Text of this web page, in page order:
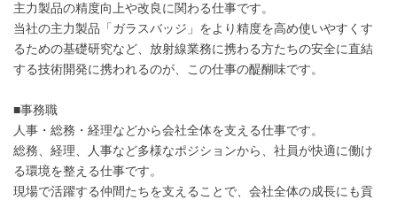
主力製品の精度向上や改良に関わる仕事です。
当社の主力製品「ガラスバッジ」をより精度を高め使いやすくす
るための基礎研究など、放射線業務に携わる方たちの安全に直結
する技術開発に携われるのが、この仕事の醍醐味です。
■事務職
人事・総務・経理などから会社全体を支える仕事です。
総務、経理、人事など多様なポジションから、社員が快適に働け
る環境を整える仕事です。
現場で活躍する仲間たちを支えることで、会社全体の成長にも貢